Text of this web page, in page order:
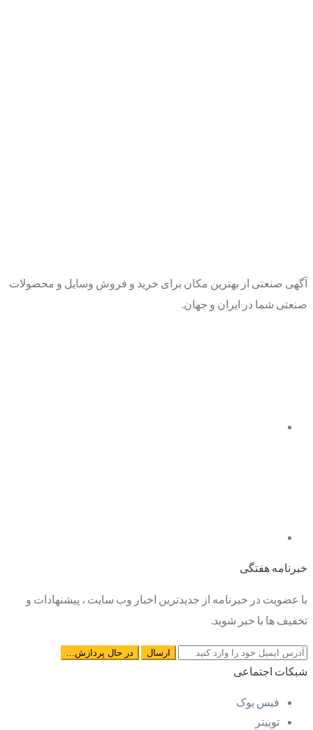
آگهی صنعتی از بهترین مکان برای خرید و فروش وسایل و محصولات
صنعتی شما در ایران و جهان.
خبرنامه هفتگی
با عضویت در خبرنامه از جدیدترین اخبار وب سایت ، پیشنهادات و
تخفیف ها با خبر شوید.
شبکات اجتماعی
فیس بوک
توییتر